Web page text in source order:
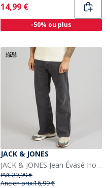
Current
14,99 €
-50% ou plus
JACK & JONES
JACK & JONES Jean Évasé Homme Toby Original 737 Black Denim
PVC29,99 €
Ancien prix:16,99 €